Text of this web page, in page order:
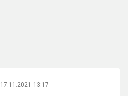
17.11.2021 13:17